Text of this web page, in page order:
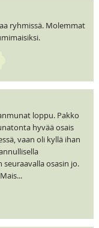
ryhmissä. Molemmat
loppu. Pakko
hyvää osais
vaan oli kyllä ihan
osasin jo.